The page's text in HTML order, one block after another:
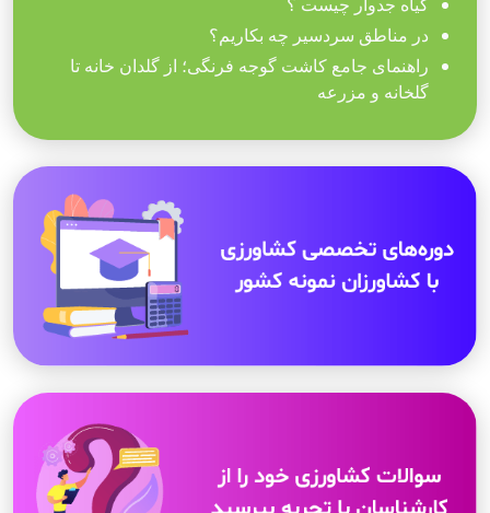
در مناطق سردسیر چه بکاریم؟
راهنمای جامع کاشت گوجه فرنگی؛ از گلدان خانه تا
گلخانه و مزرعه